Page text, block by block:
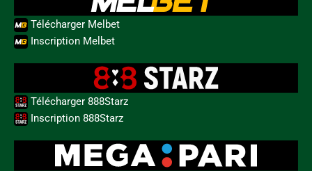
Télécharger Melbet
Inscription Melbet
Télécharger 888Starz
Inscription 888Starz